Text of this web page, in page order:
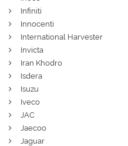
Infiniti
Innocenti
International Harvester
Invicta
Iran Khodro
Isdera
Isuzu
Iveco
JAC
Jaecoo
Jaguar